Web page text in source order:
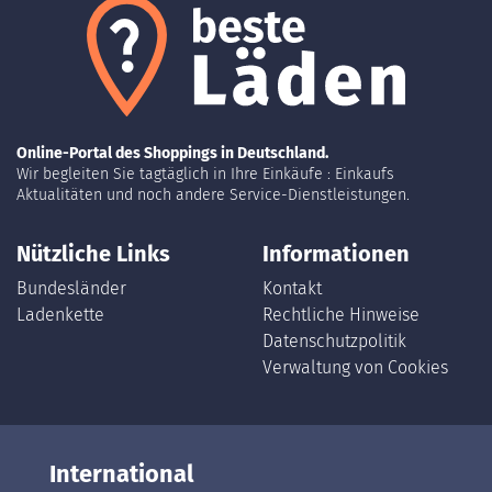
Online-Portal des Shoppings in Deutschland.
Wir begleiten Sie tagtäglich in Ihre Einkäufe : Einkaufs
Aktualitäten und noch andere Service-Dienstleistungen.
Nützliche Links
Bundesländer
Ladenkette
Informationen
Kontakt
Rechtliche Hinweise
Datenschutzpolitik
Verwaltung von Cookies
International